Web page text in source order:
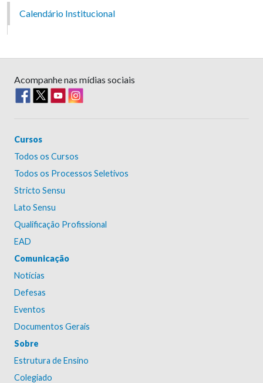
Calendário Institucional
Acompanhe nas mídias sociais
Cursos
Todos os Cursos
Todos os Processos Seletivos
Stricto Sensu
Lato Sensu
Qualificação Profissional
EAD
Comunicação
Notícias
Defesas
Eventos
Documentos Gerais
Sobre
Estrutura de Ensino
Colegiado